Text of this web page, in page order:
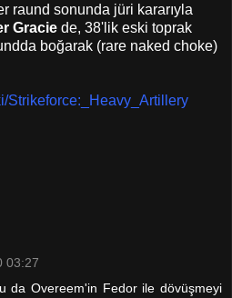
raund sonunda jüri kararıyla
Gracie de, 38'lik eski toprak
boğarak (rare naked choke)
Strikeforce:_Heavy_Artillery
03:27
da Overeem'in Fedor ile dövüşmeyi